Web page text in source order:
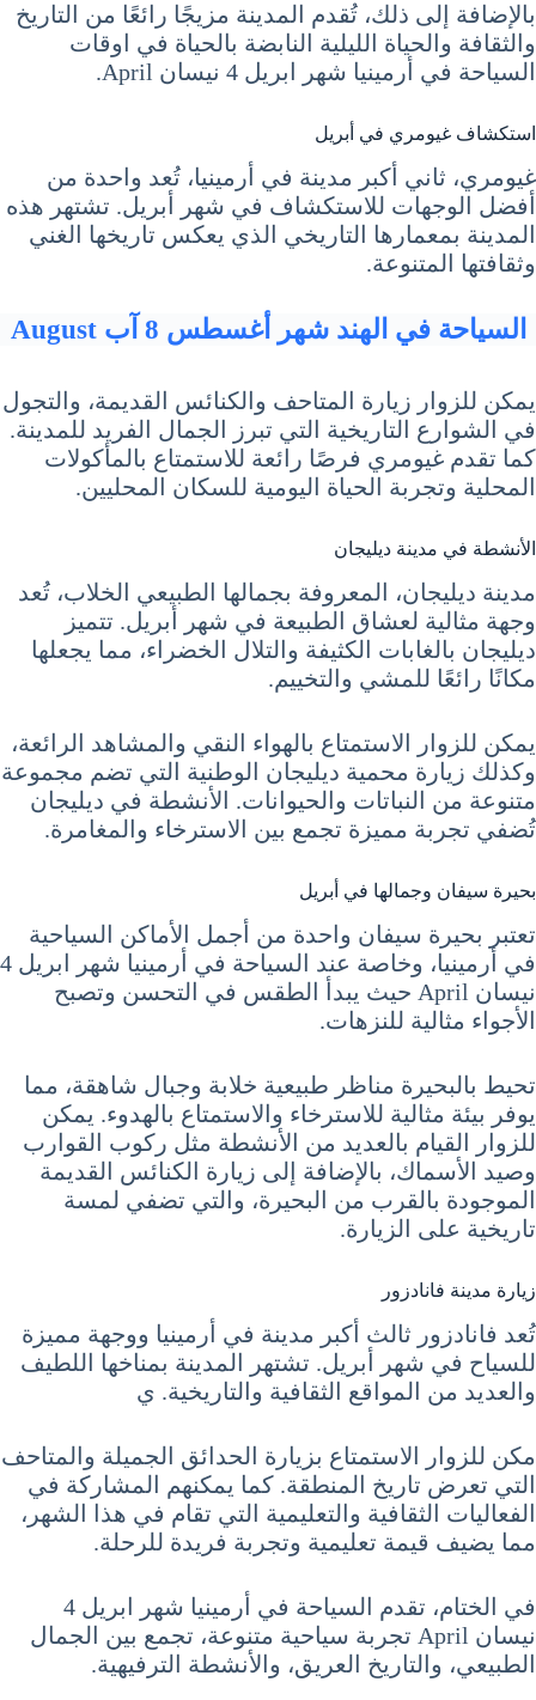
بالإضافة إلى ذلك، تُقدم المدينة مزيجًا رائعًا من التاريخ
والثقافة والحياة الليلية النابضة بالحياة في اوقات
السياحة في أرمينيا شهر ابريل 4 نيسان April.
استكشاف غيومري في أبريل
غيومري، ثاني أكبر مدينة في أرمينيا، تُعد واحدة من
أفضل الوجهات للاستكشاف في شهر أبريل. تشتهر هذه
المدينة بمعمارها التاريخي الذي يعكس تاريخها الغني
وثقافتها المتنوعة.
السياحة في الهند شهر أغسطس 8 آب August
يمكن للزوار زيارة المتاحف والكنائس القديمة، والتجول
في الشوارع التاريخية التي تبرز الجمال الفريد للمدينة.
كما تقدم غيومري فرصًا رائعة للاستمتاع بالمأكولات
المحلية وتجربة الحياة اليومية للسكان المحليين.
الأنشطة في مدينة ديليجان
مدينة ديليجان، المعروفة بجمالها الطبيعي الخلاب، تُعد
وجهة مثالية لعشاق الطبيعة في شهر أبريل. تتميز
ديليجان بالغابات الكثيفة والتلال الخضراء، مما يجعلها
مكانًا رائعًا للمشي والتخييم.
يمكن للزوار الاستمتاع بالهواء النقي والمشاهد الرائعة،
وكذلك زيارة محمية ديليجان الوطنية التي تضم مجموعة
متنوعة من النباتات والحيوانات. الأنشطة في ديليجان
تُضفي تجربة مميزة تجمع بين الاسترخاء والمغامرة.
بحيرة سيفان وجمالها في أبريل
تعتبر بحيرة سيفان واحدة من أجمل الأماكن السياحية
في أرمينيا، وخاصة عند السياحة في أرمينيا شهر ابريل 4
نيسان April حيث يبدأ الطقس في التحسن وتصبح
الأجواء مثالية للنزهات.
تحيط بالبحيرة مناظر طبيعية خلابة وجبال شاهقة، مما
يوفر بيئة مثالية للاسترخاء والاستمتاع بالهدوء. يمكن
للزوار القيام بالعديد من الأنشطة مثل ركوب القوارب
وصيد الأسماك، بالإضافة إلى زيارة الكنائس القديمة
الموجودة بالقرب من البحيرة، والتي تضفي لمسة
تاريخية على الزيارة.
زيارة مدينة فانادزور
تُعد فانادزور ثالث أكبر مدينة في أرمينيا ووجهة مميزة
للسياح في شهر أبريل. تشتهر المدينة بمناخها اللطيف
والعديد من المواقع الثقافية والتاريخية. ي
مكن للزوار الاستمتاع بزيارة الحدائق الجميلة والمتاحف
التي تعرض تاريخ المنطقة. كما يمكنهم المشاركة في
الفعاليات الثقافية والتعليمية التي تقام في هذا الشهر،
مما يضيف قيمة تعليمية وتجربة فريدة للرحلة.
في الختام، تقدم السياحة في أرمينيا شهر ابريل 4
نيسان April تجربة سياحية متنوعة، تجمع بين الجمال
الطبيعي، والتاريخ العريق، والأنشطة الترفيهية.